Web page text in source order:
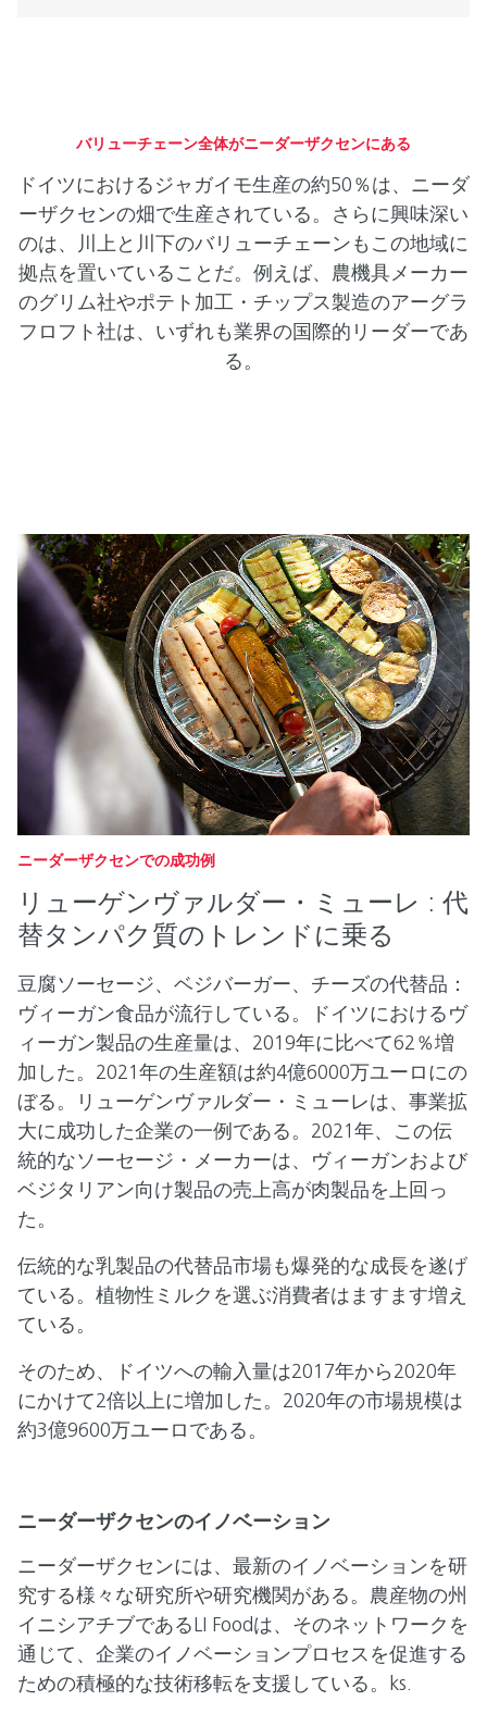
バリューチェーン全体がニーダーザクセンにある
ドイツにおけるジャガイモ生産の約50％は、ニーダ
ーザクセンの畑で生産されている。さらに興味深い
のは、川上と川下のバリューチェーンもこの地域に
拠点を置いていることだ。例えば、農機具メーカー
のグリム社やポテト加工・チップス製造のアーグラ
フロフト社は、いずれも業界の国際的リーダーであ
る。
リューゲンヴァルダー・ミューレ : 代
替タンパク質のトレンドに乗る
ニーダーザクセンでの成功例
豆腐ソーセージ、ベジバーガー、チーズの代替品：
ヴィーガン食品が流行している。ドイツにおけるヴ
ィーガン製品の生産量は、2019年に比べて62％増
加した。2021年の生産額は約4億6000万ユーロにの
ぼる。リューゲンヴァルダー・ミューレは、事業拡
大に成功した企業の一例である。2021年、この伝
統的なソーセージ・メーカーは、ヴィーガンおよび
ベジタリアン向け製品の売上高が肉製品を上回っ
た。
伝統的な乳製品の代替品市場も爆発的な成長を遂げ
ている。植物性ミルクを選ぶ消費者はますます増え
ている。
そのため、ドイツへの輸入量は2017年から2020年
にかけて2倍以上に増加した。2020年の市場規模は
約3億9600万ユーロである。
ニーダーザクセンのイノベーション
ニーダーザクセンには、最新のイノベーションを研
究する様々な研究所や研究機関がある。農産物の州
イニシアチブであるLI Foodは、そのネットワークを
通じて、企業のイノベーションプロセスを促進する
ための積極的な技術移転を支援している。ks.